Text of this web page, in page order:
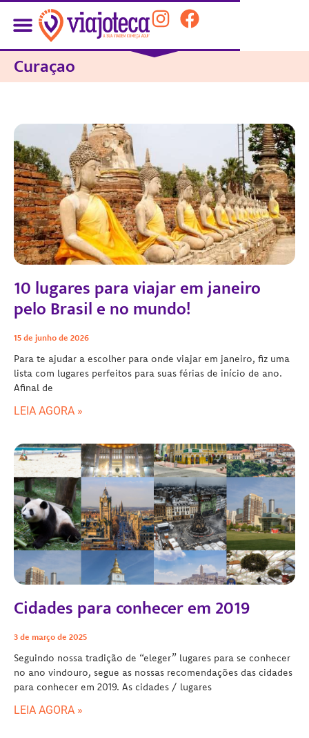
Curaçao
10 lugares para viajar em janeiro
pelo Brasil e no mundo!
15 de junho de 2026
Para te ajudar a escolher para onde viajar em janeiro, fiz uma
lista com lugares perfeitos para suas férias de início de ano.
Afinal de
LEIA AGORA »
Cidades para conhecer em 2019
3 de março de 2025
Seguindo nossa tradição de “eleger” lugares para se conhecer
no ano vindouro, segue as nossas recomendações das cidades
para conhecer em 2019. As cidades / lugares
LEIA AGORA »